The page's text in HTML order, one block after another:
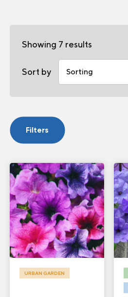
Showing 7 results
Sort by
Filters
URBAN GARDEN